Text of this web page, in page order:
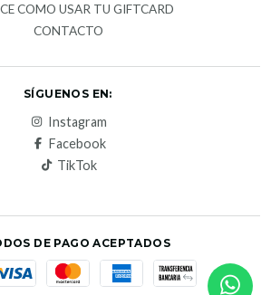
COMO USAR TU GIFTCARD
CONTACTO
SÍGUENOS EN:
Instagram
Facebook
TikTok
DE PAGO ACEPTADOS